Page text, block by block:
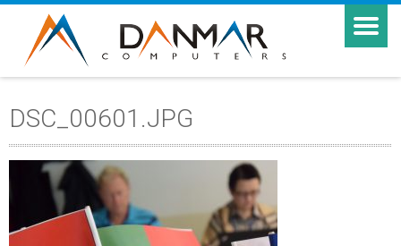
DSC_00601.JPG